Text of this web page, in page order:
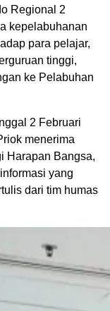
Regional 2
kepelabuhanan
para pelajar,
tinggi,
ke Pelabuhan
2 Februari
menerima
Harapan Bangsa,
yang
dari tim humas